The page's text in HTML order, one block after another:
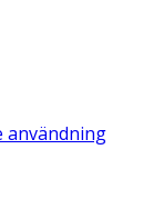
användning